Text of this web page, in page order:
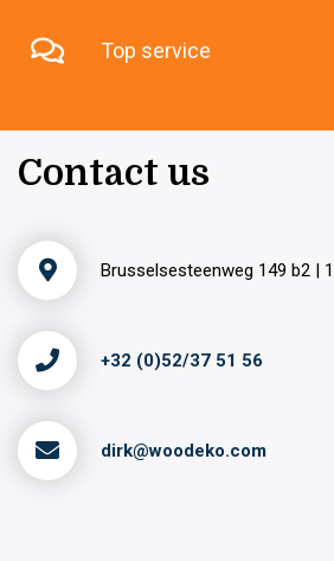
Top service
Contact us
Brusselsesteenweg 149 b2 |
+32 (0)52/37 51 56
dirk@woodeko.com